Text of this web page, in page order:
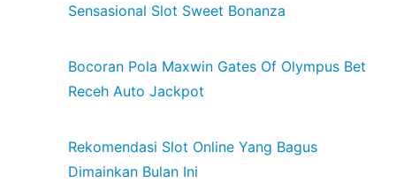
Sensasional Slot Sweet Bonanza
Bocoran Pola Maxwin Gates Of Olympus Bet
Receh Auto Jackpot
Rekomendasi Slot Online Yang Bagus
Dimainkan Bulan Ini